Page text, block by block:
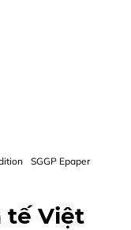
SGGP Epaper
tế Việt